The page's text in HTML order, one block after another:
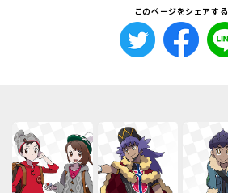
このページをシェアする